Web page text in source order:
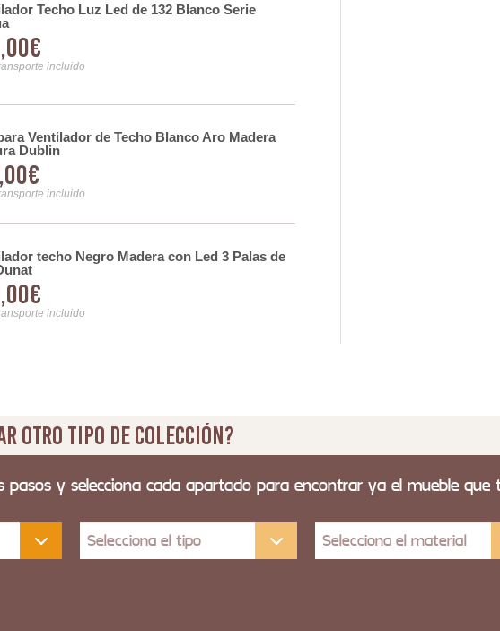
Techo Luz Led de 132 Blanco Serie
incluido
Ventilador de Techo Blanco Aro Madera
Dublin
incluido
techo Negro Madera con Led 3 Palas de
incluido
otro tipo de colección?
pasos y selecciona cada apartado para encontrar ya el mueble
Selecciona el tipo Selecciona el material